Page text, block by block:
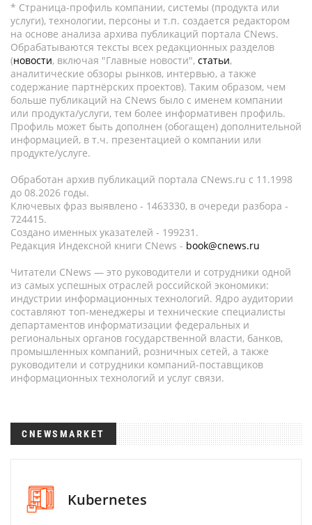
* Страница-профиль компании, системы (продукта или
услуги), технологии, персоны и т.п. создается редактором
на основе анализа архива публикаций портала CNews.
Обрабатываются тексты всех редакционных разделов
(новости, включая "Главные новости", статьи,
аналитические обзоры рынков, интервью, а также
содержание партнёрских проектов). Таким образом, чем
больше публикаций на CNews было с именем компании
или продукта/услуги, тем более информативен профиль.
Профиль может быть дополнен (обогащен) дополнительной
информацией, в т.ч. презентацией о компании или
продукте/услуге.
Обработан архив публикаций портала CNews.ru c 11.1998
до 08.2026 годы.
Ключевых фраз выявлено - 1463330, в очереди разбора -
724415.
Создано именных указателей - 199231.
Редакция Индексной книги CNews - book@cnews.ru
Читатели CNews — это руководители и сотрудники одной
из самых успешных отраслей российской экономики:
индустрии информационных технологий. Ядро аудитории
составляют топ-менеджеры и технические специалисты
департаментов информатизации федеральных и
региональных органов государственной власти, банков,
промышленных компаний, розничных сетей, а также
руководители и сотрудники компаний-поставщиков
информационных технологий и услуг связи.
CNEWSMARKET
Kubernetes